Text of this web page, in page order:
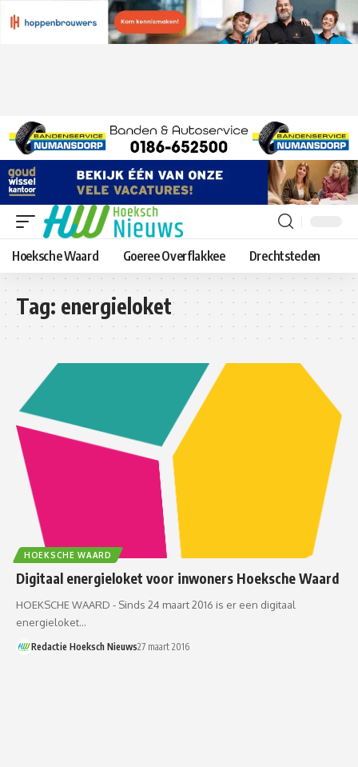
Hoeksche Waard Goeree Overflakkee Drechtsteden
Tag: energieloket
HOEKSCHE WAARD
Digitaal energieloket voor inwoners Hoeksche Waard
HOEKSCHE WAARD - Sinds 24 maart 2016 is er een digitaal
energieloket…
Redactie Hoeksch Nieuws27 maart 2016